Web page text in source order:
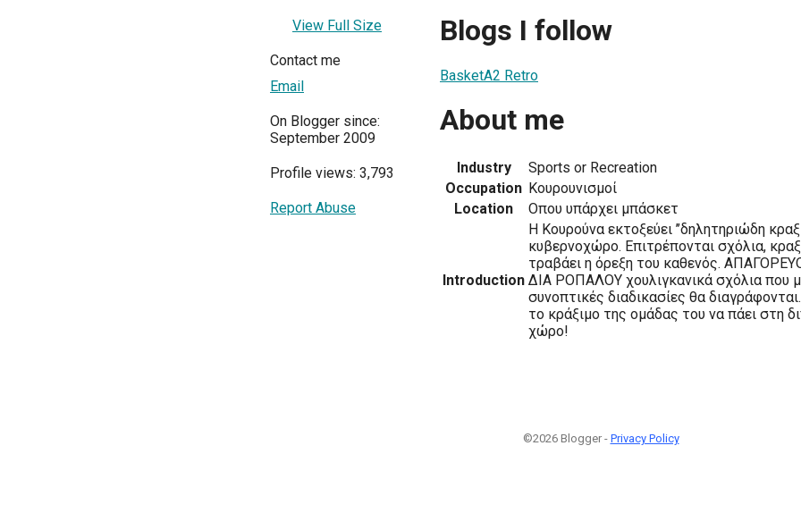
View Full Size
Contact me
Email
On Blogger since:
September 2009
Profile views: 3,793
Report Abuse
Blogs I follow
BasketA2 Retro
About me
Industry
Sports or Recreation
Occupation Κουρουνισμοί
Location
Οπου υπάρχει μπάσκετ
Introduction
Η Κουρούνα εκτοξεύει ’’δηλητηριώδη
κυβερνοχώρο. Επιτρέπονται σχόλια,
τραβάει η όρεξη του καθενός.
ΔΙΑ ΡΟΠΑΛΟΥ χουλιγκανικά σχόλια που
συνοπτικές διαδικασίες θα
το κράξιμο της ομάδας του να πάει στη
χώρο!
©2026 Blogger - Privacy Policy